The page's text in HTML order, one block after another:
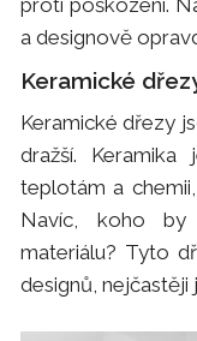
proti poškození.
a designově
Keramické
Keramické dřezy
dražší.
teplotám a
Navíc, koho by
materiálu? Tyto
designů,